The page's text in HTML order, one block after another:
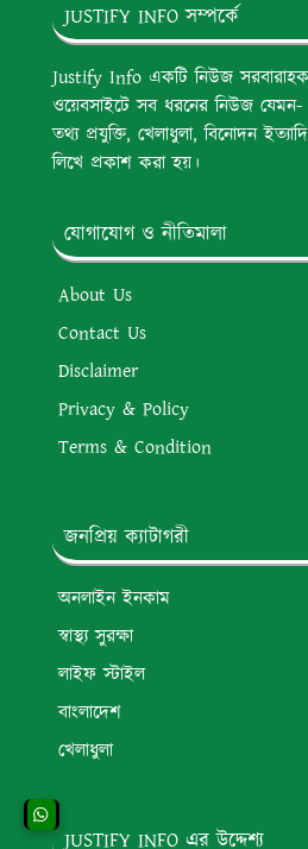
JUSTIFY INFO সম্পর্কে
Justify Info একটি নিউজ
ওয়েবসাইটে সব ধরনের নিউজ যেমন-
তথ্য প্রযুক্তি, খেলাধুলা, বিনোদন
লিখে প্রকাশ করা হয়।
যোগাযোগ ও নীতিমালা
About Us
Contact Us
Disclaimer
Privacy & Policy
Terms & Condition
জনপ্রিয় ক্যাটাগরী
অনলাইন ইনকাম
স্বাস্থ্য সুরক্ষা
লাইফ স্টাইল
বাংলাদেশ
খেলাধুলা
JUSTIFY INFO এর উদ্দেশ্য